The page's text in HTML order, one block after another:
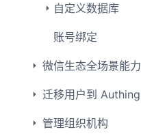
自定义数据库
账号绑定
微信生态全场景能力
迁移用户到 Authing
管理组织机构